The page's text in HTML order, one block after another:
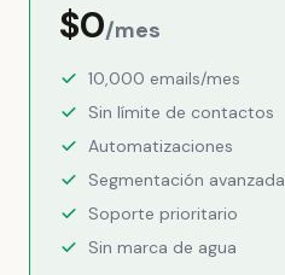
$0/mes
10,000 emails/mes
Sin límite de contactos
Automatizaciones
Segmentación avanzada
Soporte prioritario
Sin marca de agua